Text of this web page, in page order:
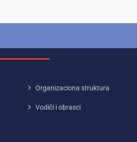
Organizaciona struktura
Vodiči i obrasci